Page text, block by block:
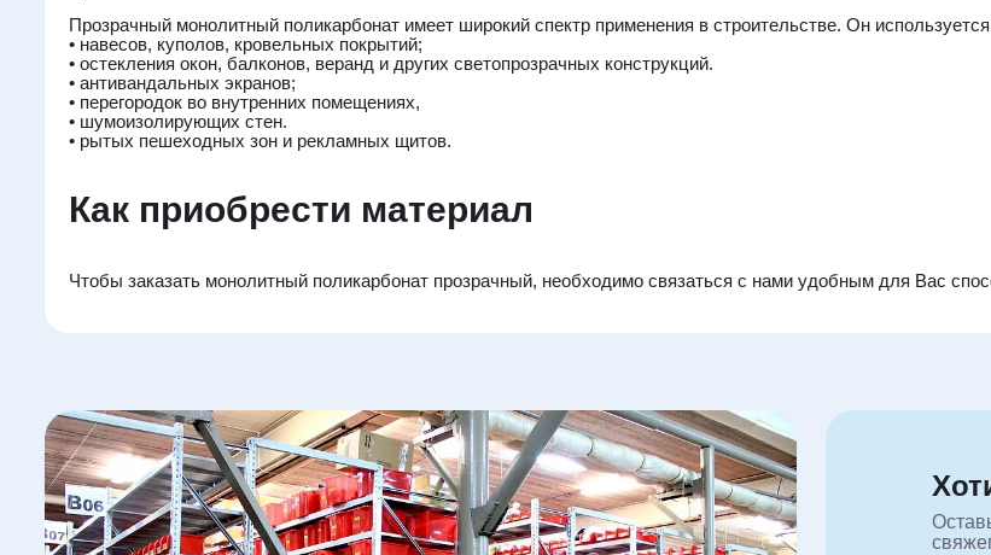
Прозрачный монолитный поликарбонат имеет широкий спектр применения в строительстве. Он
• навесов, куполов, кровельных покрытий;
• остекления окон, балконов, веранд и других светопрозрачных конструкций.
• антивандальных экранов;
• перегородок во внутренних помещениях,
• шумоизолирующих стен.
• рытых пешеходных зон и рекламных щитов.
Как приобрести материал
Чтобы заказать монолитный поликарбонат прозрачный, необходимо связаться с нами удобным для Вас